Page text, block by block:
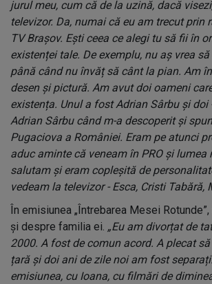
jurul meu, cum că de la uzină, dacă
televizor. Da, numai că eu am trecut prin
TV Brașov. Ești ceea ce alegi tu să fii în
existenței tale. De exemplu, nu aș vrea
până când nu învăț să cânt la pian. Am
desen și pictură. Am avut doi oameni
existența. Unul a fost Adrian Sârbu și doi
Adrian Sârbu când m-a descoperit și
Pugaciova a României. Eram pe atunci
aduc aminte că veneam în PRO și lumea
salutam și eram copleșită de
vedeam la televizor - Esca, Cristi Tabără,
În emisiunea „Întrebarea Mesei
și despre familia ei. „Eu am divorțat de
2000. A fost de comun acord. A plecat
țară și doi ani de zile noi am fost
emisiunea, cu Ioana, cu filmări de